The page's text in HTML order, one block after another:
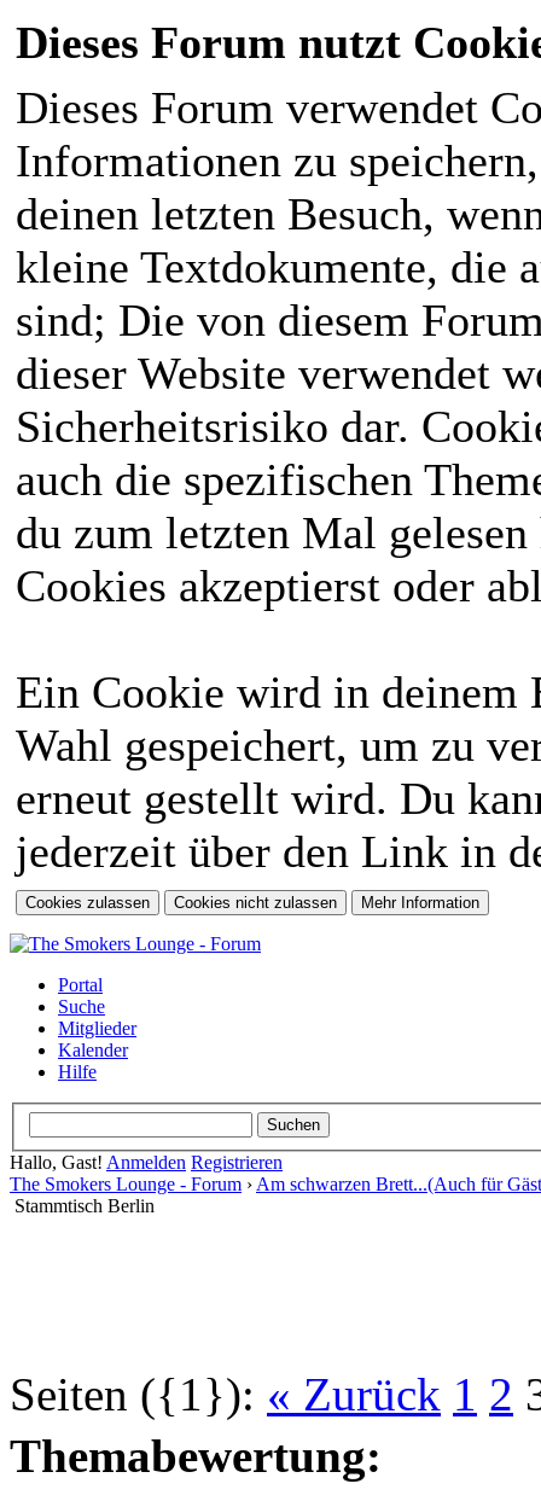
Dieses Forum nutzt
Dieses Forum verwendet
Informationen zu
deinen letzten Besuch,
kleine Textdokumente, die
sind; Die von diesem
dieser Website verwendet
Sicherheitsrisiko dar.
auch die spezifischen
du zum letzten Mal
Cookies akzeptierst oder
Ein Cookie wird in deinem
Wahl gespeichert, um zu
erneut gestellt wird. Du
jederzeit über den Link in
Portal
Suche
Mitglieder
Kalender
Hilfe
Hallo, Gast! Anmelden Registrieren
The Smokers Lounge - Forum › Am schwarzen Brett...(Auch für
Stammtisch Berlin
Seiten ({1}): « Zurück 1 2
Themabewertung: